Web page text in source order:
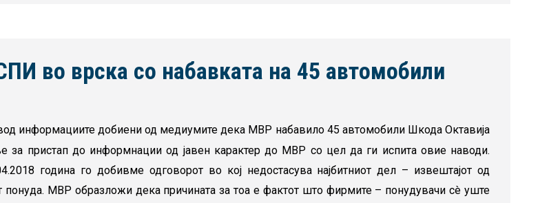
во врска со набавката на 45 автомобили
информациите добиени од медиумите дека МВР набавило 45 автомобили Шкода Октавија
за пристап до информнации од јавен карактер до МВР со цел да ги испита овие наводи.
година го добивме одговорот во кој недостасува најбитниот дел – извештајот од
МВР образложи дека причината за тоа е фактот што фирмите – понудувачи сè уште